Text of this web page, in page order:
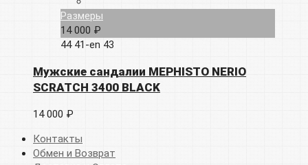
Размеры
14 000 ₽
4441-en 43
Мужские сандалии MEPHISTO NERIO
SCRATCH 3400 BLACK
14 000 ₽
Контакты
Обмен и Возврат